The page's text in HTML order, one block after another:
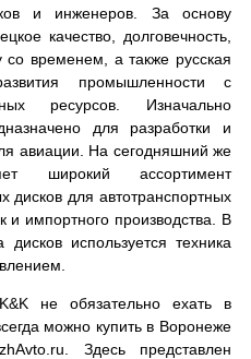
и инженеров. За основу
качество, долговечность,
временем, а также русская
промышленности с
ресурсов. Изначально
для разработки и
авиации. На сегодняшний же
широкий ассортимент
дисков для автотранспортных
и импортного производства. В
дисков используется техника
не обязательно ехать в
можно купить в Воронеже
Здесь представлен